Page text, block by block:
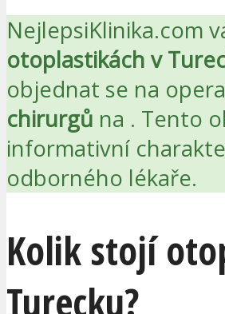
NejlepsiKlinika.com
otoplastikách v
objednat se na
chirurgů na . Tento
informativní
odborného lékaře.
Kolik stojí
Turecku?